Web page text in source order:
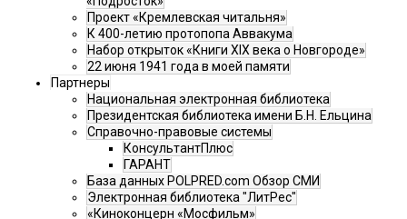
Проект «Кремлевская читальня»
К 400-летию протопопа Аввакума
Набор открыток «Книги XIX века о Новгороде»
22 июня 1941 года в моей памяти
Партнеры
Национальная электронная библиотека
Президентская библиотека имени Б.Н. Ельцина
Справочно-правовые системы
КонсультантПлюс
ГАРАНТ
База данных POLPRED.com Обзор СМИ
Электронная библиотека "ЛитРес"
«Киноконцерн «Мосфильм»